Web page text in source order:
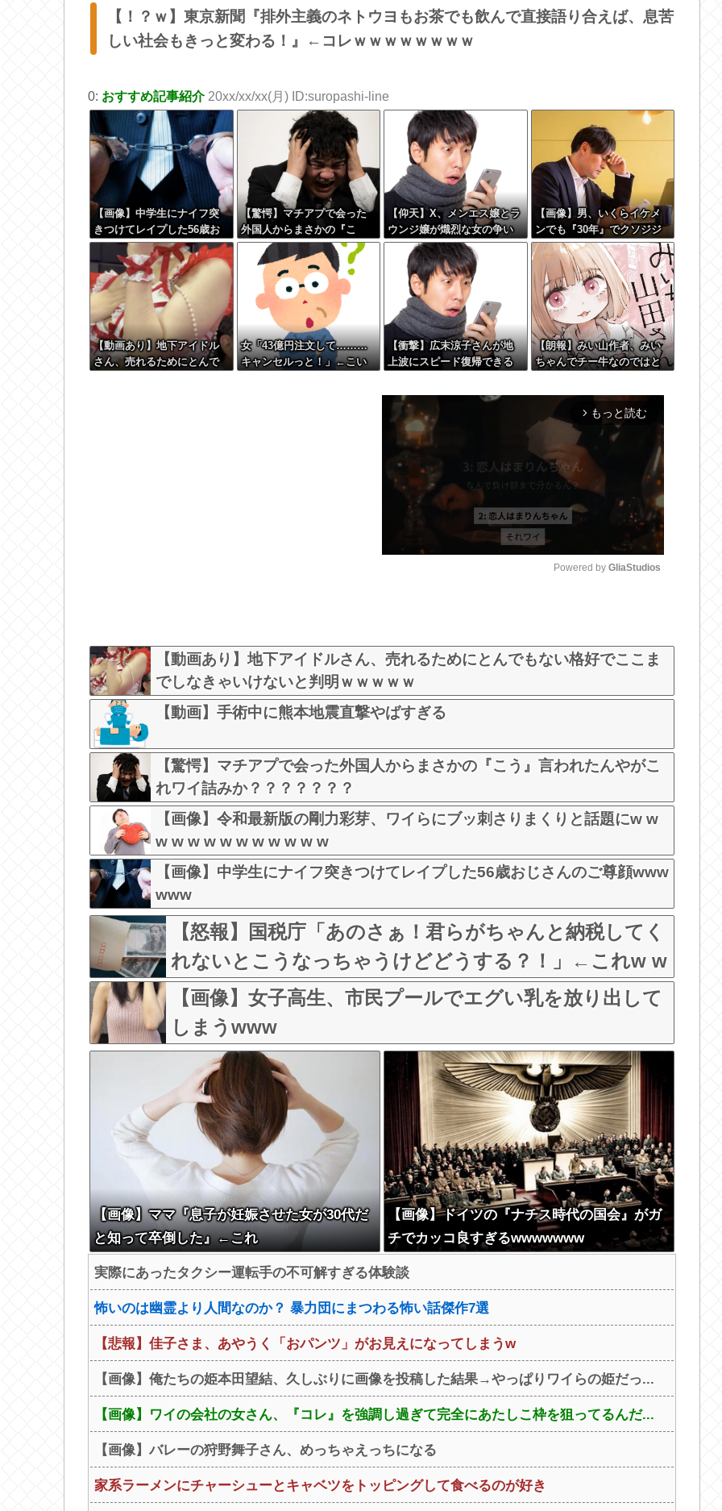
【！？ｗ】東京新聞『排外主義のネトウヨもお茶でも飲んで直接語り合えば、息苦
しい社会もきっと変わる！』←コレｗｗｗｗｗｗｗｗ
0: おすすめ記事紹介20xx/xx/xx(月) ID:suropashi-line
【画像】中学生にナイフ突
きつけてレイプした56歳お
じさんのご尊顔wwwwww
【驚愕】マチアプで会った
外国人からまさかの『こ
う』言われたんやがこれワ
イ詰みか？？？？？？？
【仰天】X、メンエス嬢とラ
ウンジ嬢が熾烈な女の争い
を繰り広げ対戦型になって
しまうw w w w w w w w
【画像】男、いくらイケメ
ンでも『30年』でクソジジ
いになってしまう
【動画あり】地下アイドル
さん、売れるためにとんで
女「43億円注文して………
キャンセルっと！」←こい
【衝撃】広末涼子さんが地
上波にスピード復帰できる
ない模様w w w w w w w w
【朗報】みい山作者、みい
ちゃんでチー牛なのではと
ww
t
Powered by GliaStudios
【動画あり】地下アイドルさん、売れるためにとんでもない格好でここま
でしなきゃいけないと判明ｗｗｗｗｗ
【動画】手術中に熊本地震直撃やばすぎる
【驚愕】マチアプで会った外国人からまさかの『こう』言われたんやがこ
れワイ詰みか？？？？？？？
【画像】令和最新版の剛力彩芽、ワイらにブッ刺さりまくりと話題にw w
w w w w w w w w w w w
【画像】中学生にナイフ突きつけてレイプした56歳おじさんのご尊顔www
www
【怒報】国税庁「あのさぁ！君らがちゃんと納税してく
れないとこうなっちゃうけどどうする？！」←これw w
w w w w w w
【画像】女子高生、市民プールでエグい乳を放り出して
しまうwww
【画像】ママ『息子が妊娠させた女が30代だ
と知って卒倒した』←これ
【画像】ドイツの『ナチス時代の国会』がガ
チでカッコ良すぎるwwwwwww
実際にあったタクシー運転手の不可解すぎる体験談
怖いのは幽霊より人間なのか？ 暴力団にまつわる怖い話傑作7選
【悲報】佳子さま、あやうく「おパンツ」がお見えになってしまうw
【画像】俺たちの姫本田望結、久しぶりに画像を投稿した結果→やっぱりワイらの姫だっ...
【画像】ワイの会社の女さん、『コレ』を強調し過ぎて完全にあたしこ枠を狙ってるんだ...
【画像】バレーの狩野舞子さん、めっちゃえっちになる
家系ラーメンにチャーシューとキャベツをトッピングして食べるのが好き